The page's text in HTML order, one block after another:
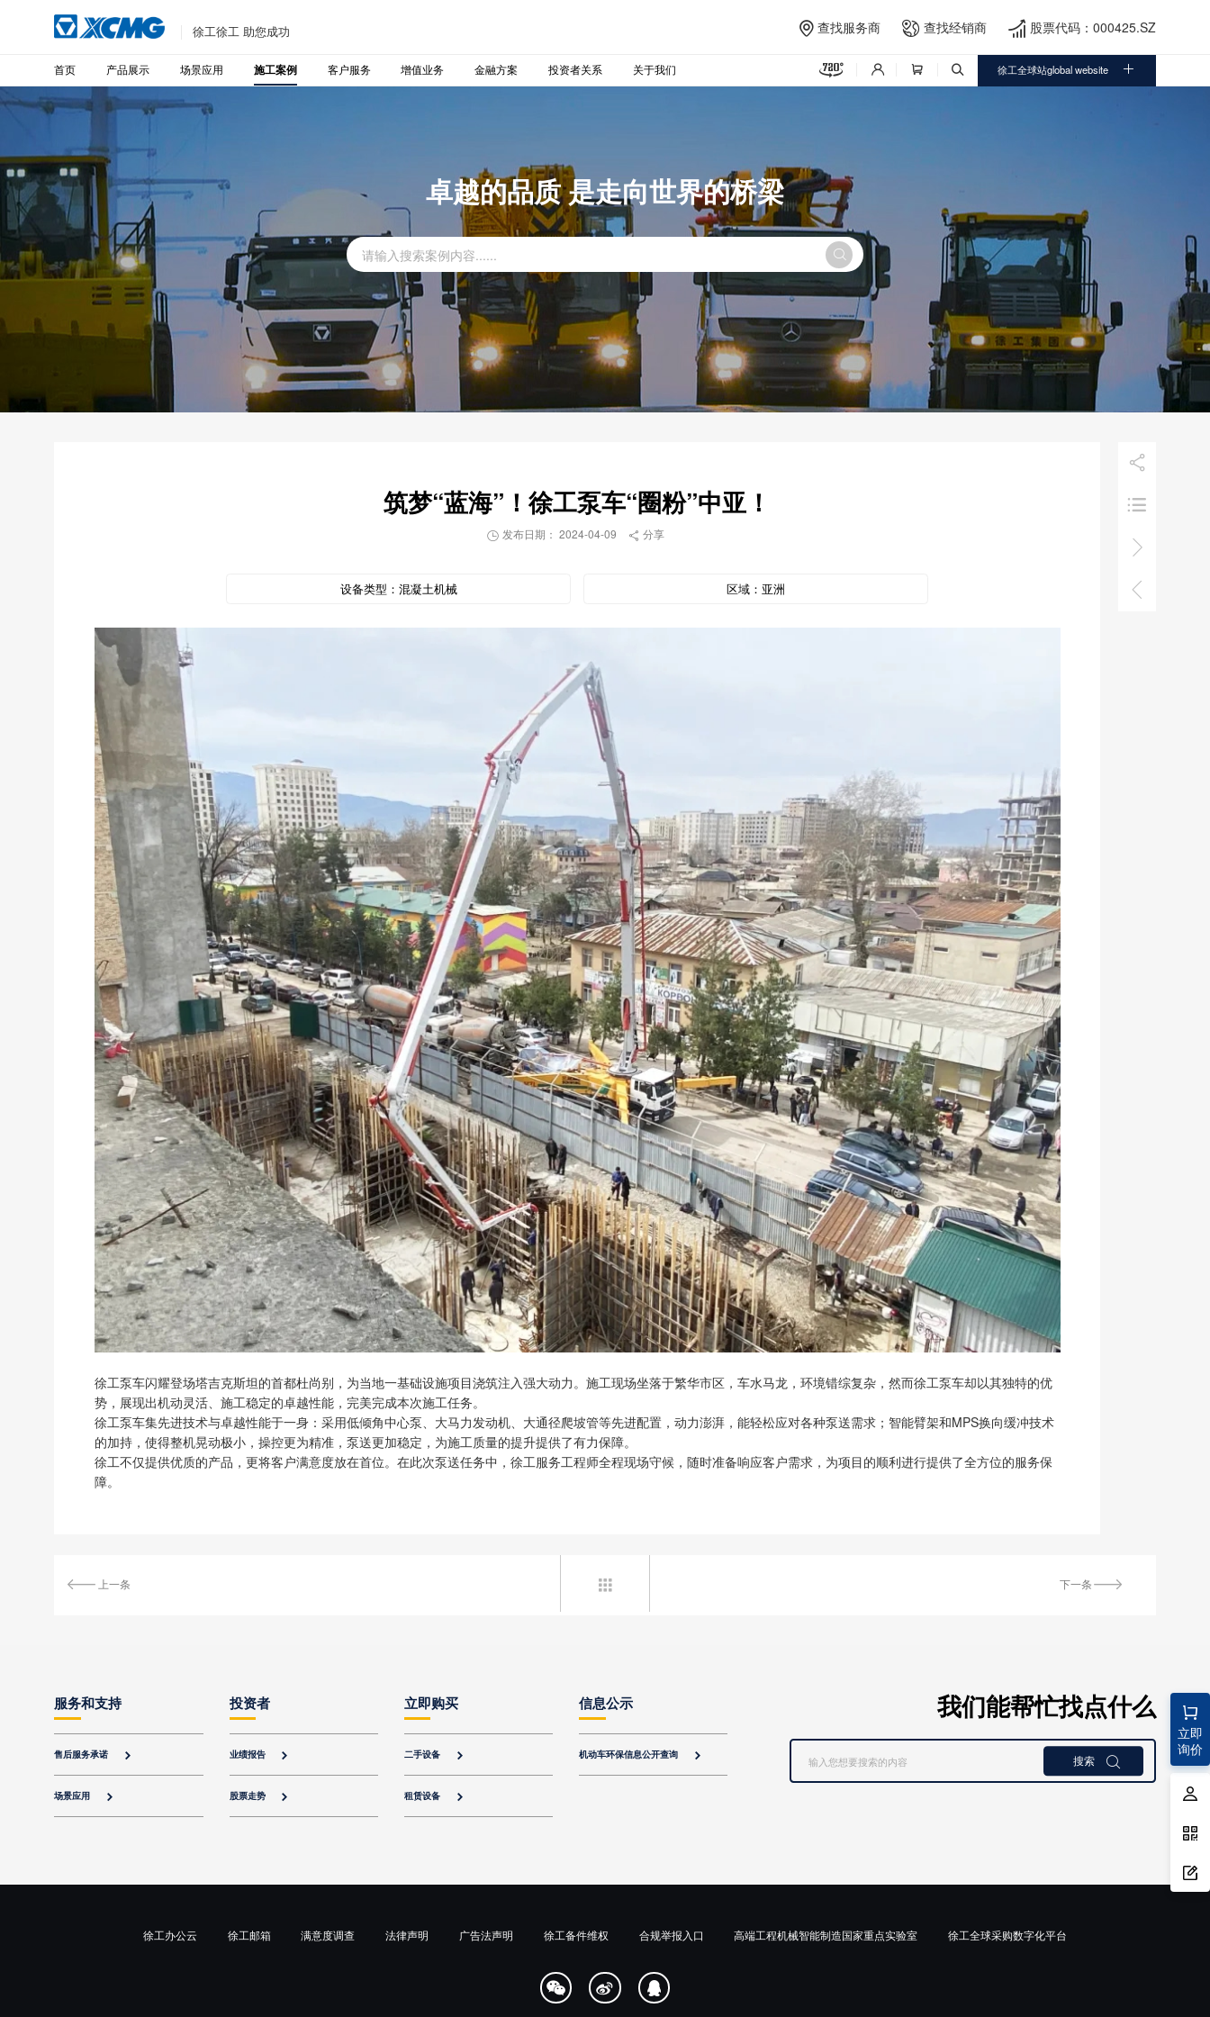
徐工徐工 助您成功  查找服务商  查找经销商  股票代码：000425.SZ
首页 产品展示 场景应用 施工案例 客户服务 增值业务 金融方案 投资者关系 关于我们     徐工全球站global website 
卓越的品质 是走向世界的桥梁





筑梦“蓝海”！徐工泵车“圈粉”中亚！
 发布日期： 2024-04-09  分享
设备类型： 混凝土机械 区域： 亚洲
徐工泵车闪耀登场塔吉克斯坦的首都杜尚别，为当地一基础设施项目浇筑注入强大动力。施工现场坐落于繁华市区，车水马龙，环境错综复杂，然而徐工泵车却以其独特的优
势，展现出机动灵活、施工稳定的卓越性能，完美完成本次施工任务。
徐工泵车集先进技术与卓越性能于一身：采用低倾角中心泵、大马力发动机、大通径爬坡管等先进配置，动力澎湃，能轻松应对各种泵送需求；智能臂架和MPS换向缓冲技术
的加持，使得整机晃动极小，操控更为精准，泵送更加稳定，为施工质量的提升提供了有力保障。
徐工不仅提供优质的产品，更将客户满意度放在首位。在此次泵送任务中，徐工服务工程师全程现场守候，随时准备响应客户需求，为项目的顺利进行提供了全方位的服务保
障。
上一条 下一条

立即
询价
服务和支持
售后服务承诺 
场景应用 
投资者
业绩报告 
股票走势 
立即购买
二手设备 
租赁设备 
信息公示
机动车环保信息公开查询 
我们能帮忙找点什么
搜索 
徐工办公云 徐工邮箱 满意度调查 法律声明 广告法声明 徐工备件维权 合规举报入口 高端工程机械智能制造国家重点实验室 徐工全球采购数字化平台
  